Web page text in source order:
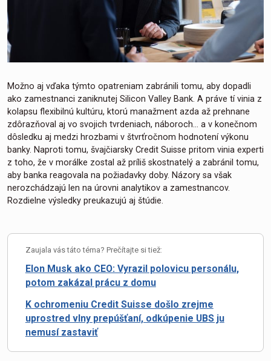
Možno aj vďaka týmto opatreniam zabránili tomu, aby dopadli
ako zamestnanci zaniknutej Silicon Valley Bank. A práve tí vinia z
kolapsu flexibilnú kultúru, ktorú manažment azda až prehnane
zdôrazňoval aj vo svojich tvrdeniach, náboroch... a v konečnom
dôsledku aj medzi hrozbami v štvrťročnom hodnotení výkonu
banky. Naproti tomu, švajčiarsky Credit Suisse pritom vinia experti
z toho, že v morálke zostal až príliš skostnatelý a zabránil tomu,
aby banka reagovala na požiadavky doby. Názory sa však
nerozchádzajú len na úrovni analytikov a zamestnancov.
Rozdielne výsledky preukazujú aj štúdie.
Zaujala vás táto téma? Prečítajte si tiež:
Elon Musk ako CEO: Vyrazil polovicu personálu,
potom zakázal prácu z domu
K ochromeniu Credit Suisse došlo zrejme
uprostred vlny prepúšťaní, odkúpenie UBS ju
nemusí zastaviť